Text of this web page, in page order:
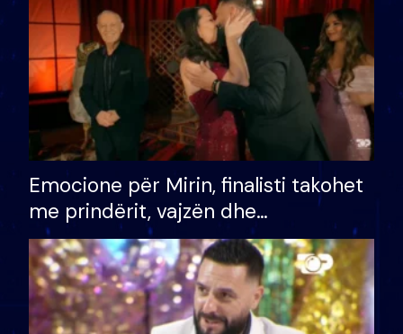
Emocione për Mirin, finalisti takohet
me prindërit, vajzën dhe
bashkëshorten: S’kemi ndonjë letër
divorci apo jo?